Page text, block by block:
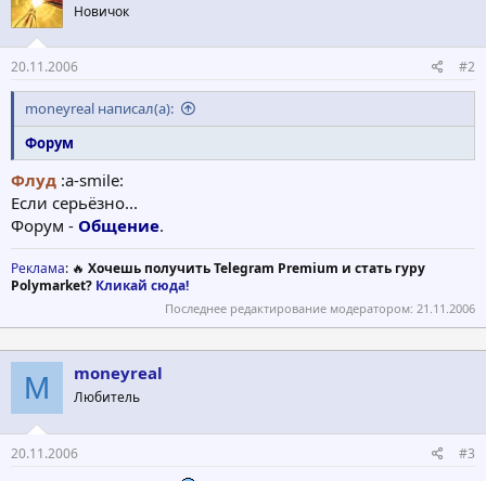
Новичок
20.11.2006 #2
moneyreal написал(а):
Форум
Флуд :a-smile:
Если серьёзно...
Форум - Общение.
Реклама: 🔥 Хочешь получить Telegram Premium и стать гуру
Polymarket? Кликай сюда!
Последнее редактирование модератором: 21.11.2006
M moneyreal
Любитель
20.11.2006 #3